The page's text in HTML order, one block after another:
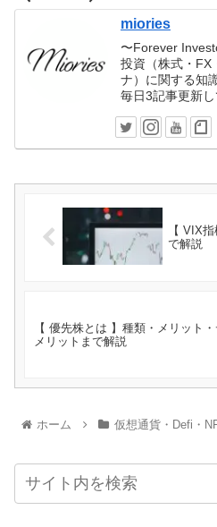
miories
〜Forever
投資（株式・FX
ナ）に関する知
毎日3記事更新し
【 VIX
で解説
【 優先株とは 】種類・メリット
メリットまで解説
ホーム 仮想通貨・Defi・